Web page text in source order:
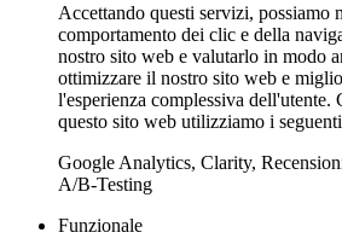
Accettando questi servizi, possiamo
comportamento dei clic e della
nostro sito web e valutarlo in modo
ottimizzare il nostro sito web e
l'esperienza complessiva dell'utente.
questo sito web utilizziamo i
Google Analytics, Clarity,
A/B-Testing
Funzionale